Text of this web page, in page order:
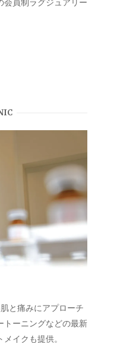
会員制ラグジュアリー
と痛みにアプローチ
トーニングなどの最新
イクも提供。